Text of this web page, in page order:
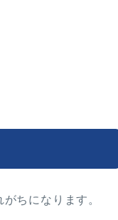
ちになります。